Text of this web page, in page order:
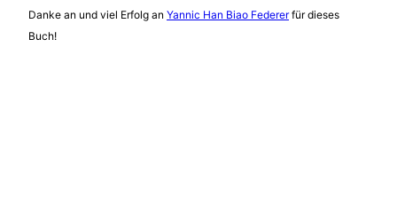
Danke an und viel Erfolg an Yannic Han Biao Federerfür dieses
Buch!